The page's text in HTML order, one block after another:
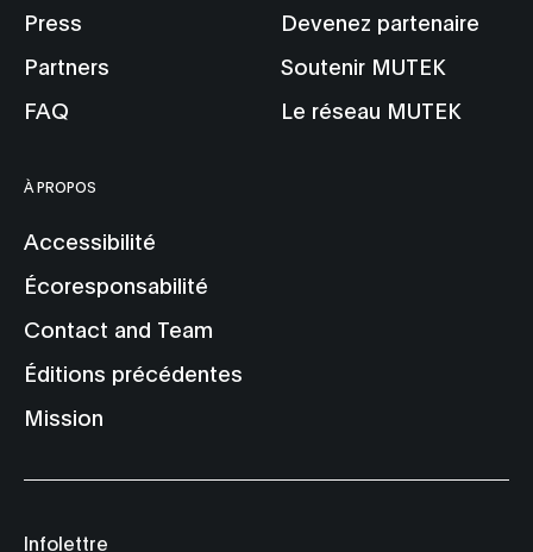
Press
Partners
FAQ
Devenez partenaire
Soutenir MUTEK
Le réseau MUTEK
À PROPOS
Accessibilité
Écoresponsabilité
Contact and Team
Éditions précédentes
Mission
Infolettre